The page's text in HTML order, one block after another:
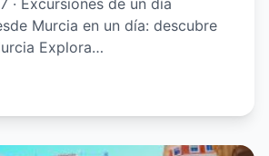
· Excursiones de un día
Murcia en un día: descubre
Explora…